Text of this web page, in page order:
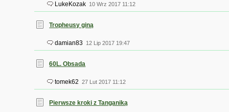
LukeKozak 10 Wrz 2017 11:12
Tropheusy giną
damian83 12 Lip 2017 19:47
60L. Obsada
tomek62 27 Lut 2017 11:12
Pierwsze kroki z Tanganiką